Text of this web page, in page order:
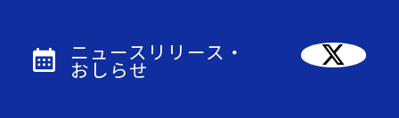
ニュースリリース・
おしらせ